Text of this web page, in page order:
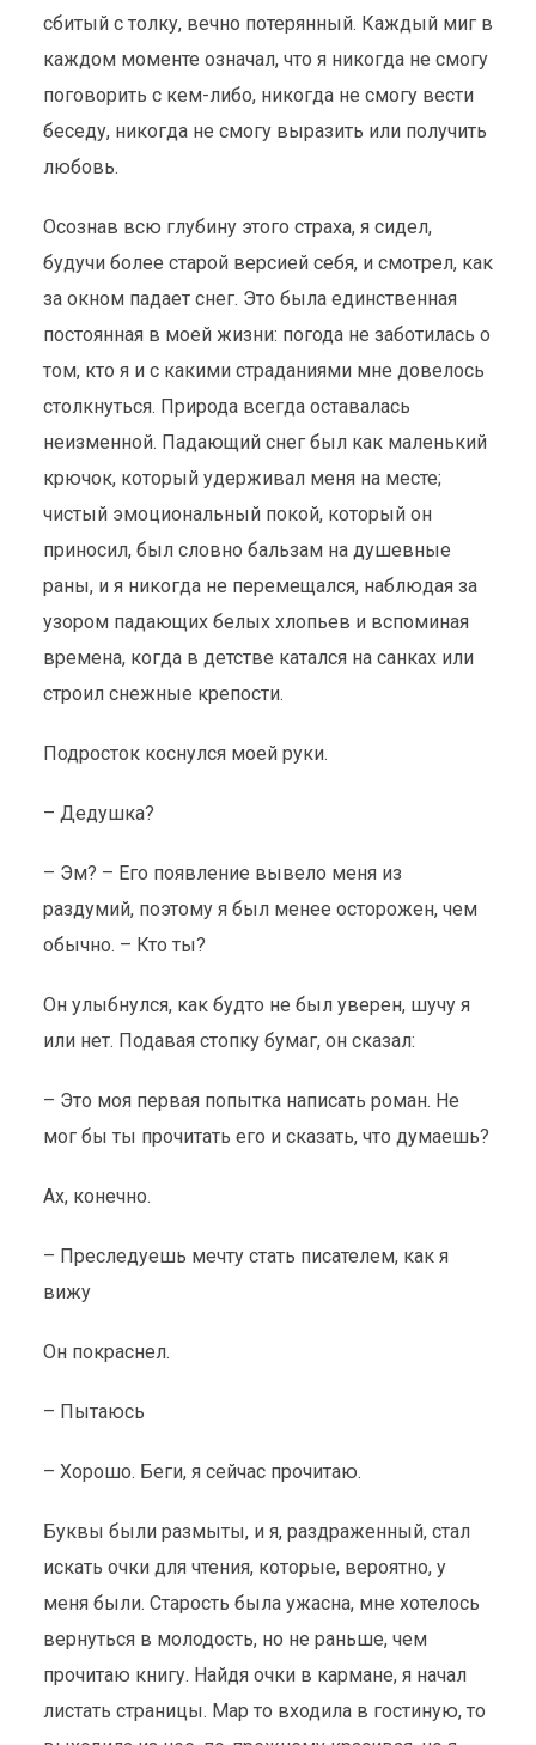
сбитый с толку, вечно потерянный. Каждый миг в
каждом моменте означал, что я никогда не смогу
поговорить с кем-либо, никогда не смогу вести
беседу, никогда не смогу выразить или получить
любовь.
Осознав всю глубину этого страха, я сидел,
будучи более старой версией себя, и смотрел, как
за окном падает снег. Это была единственная
постоянная в моей жизни: погода не заботилась о
том, кто я и с какими страданиями мне довелось
столкнуться. Природа всегда оставалась
неизменной. Падающий снег был как маленький
крючок, который удерживал меня на месте;
чистый эмоциональный покой, который он
приносил, был словно бальзам на душевные
раны, и я никогда не перемещался, наблюдая за
узором падающих белых хлопьев и вспоминая
времена, когда в детстве катался на санках или
строил снежные крепости.
Подросток коснулся моей руки.
– Дедушка?
– Эм? – Его появление вывело меня из
раздумий, поэтому я был менее осторожен, чем
обычно. – Кто ты?
Он улыбнулся, как будто не был уверен, шучу я
или нет. Подавая стопку бумаг, он сказал:
– Это моя первая попытка написать роман. Не
мог бы ты прочитать его и сказать, что думаешь?
Ах, конечно.
– Преследуешь мечту стать писателем, как я
вижу
Он покраснел.
– Пытаюсь
– Хорошо. Беги, я сейчас прочитаю.
Буквы были размыты, и я, раздраженный, стал
искать очки для чтения, которые, вероятно, у
меня были. Старость была ужасна, мне хотелось
вернуться в молодость, но не раньше, чем
прочитаю книгу. Найдя очки в кармане, я начал
листать страницы. Мар то входила в гостиную, то